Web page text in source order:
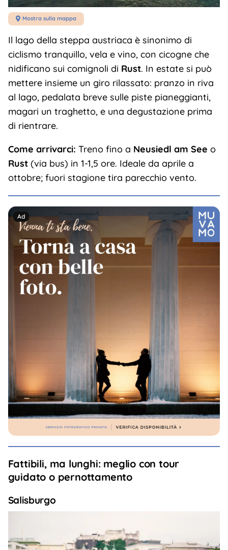
 Mostra sulla mappa
Il lago della steppa austriaca è sinonimo di
ciclismo tranquillo, vela e vino, con cicogne che
nidificano sui comignoli di Rust. In estate si può
mettere insieme un giro rilassato: pranzo in riva
al lago, pedalata breve sulle piste pianeggianti,
magari un traghetto, e una degustazione prima
di rientrare.
Come arrivarci: Treno fino a Neusiedl am See o
Rust(via bus) in 1-1,5 ore. Ideale da aprile a
ottobre; fuori stagione tira parecchio vento.
Fattibili, ma lunghi: meglio con tour
guidato o pernottamento
Salisburgo